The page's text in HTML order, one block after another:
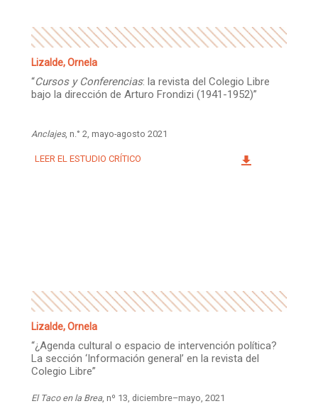
Lizalde, Ornela
“Cursos y Conferencias: la revista del Colegio Libre
bajo la dirección de Arturo Frondizi (1941-1952)”
Anclajes, n.° 2, mayo-agosto 2021
LEER EL ESTUDIO CRÍTICO
Lizalde, Ornela
“¿Agenda cultural o espacio de intervención política?
La sección ‘Información general’ en la revista del
Colegio Libre”
El Taco en la Brea, nº 13, diciembre–mayo, 2021